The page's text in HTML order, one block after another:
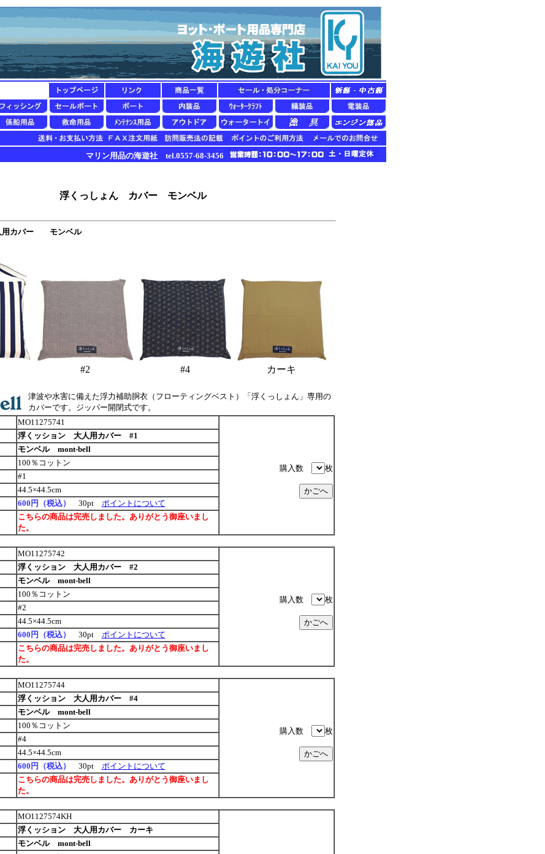
マリン用品の海遊社 tel.0557-68-3456
浮くっしょん カバー モンベル
用カバー モンベル
#2 #4 カーキ
津波や水害に備えた浮力補助胴衣（フローティングベスト）「浮くっしょん」専用の
カバーです。ジッパー開閉式です。
MO11275741
購入数 枚
浮くッション 大人用カバー #1
モンベル mont-bell
100％コットン
#1
44.5×44.5cm
600円（税込） 30pt ポイントについて
こちらの商品は完売しました。ありがとう御座いまし
た。
MO11275742
購入数 枚
浮くッション 大人用カバー #2
モンベル mont-bell
100％コットン
#2
44.5×44.5cm
600円（税込） 30pt ポイントについて
こちらの商品は完売しました。ありがとう御座いまし
た。
MO11275744
購入数 枚
浮くッション 大人用カバー #4
モンベル mont-bell
100％コットン
#4
44.5×44.5cm
600円（税込） 30pt ポイントについて
こちらの商品は完売しました。ありがとう御座いまし
た。
MO1127574KH
浮くッション 大人用カバー カーキ
モンベル mont-bell